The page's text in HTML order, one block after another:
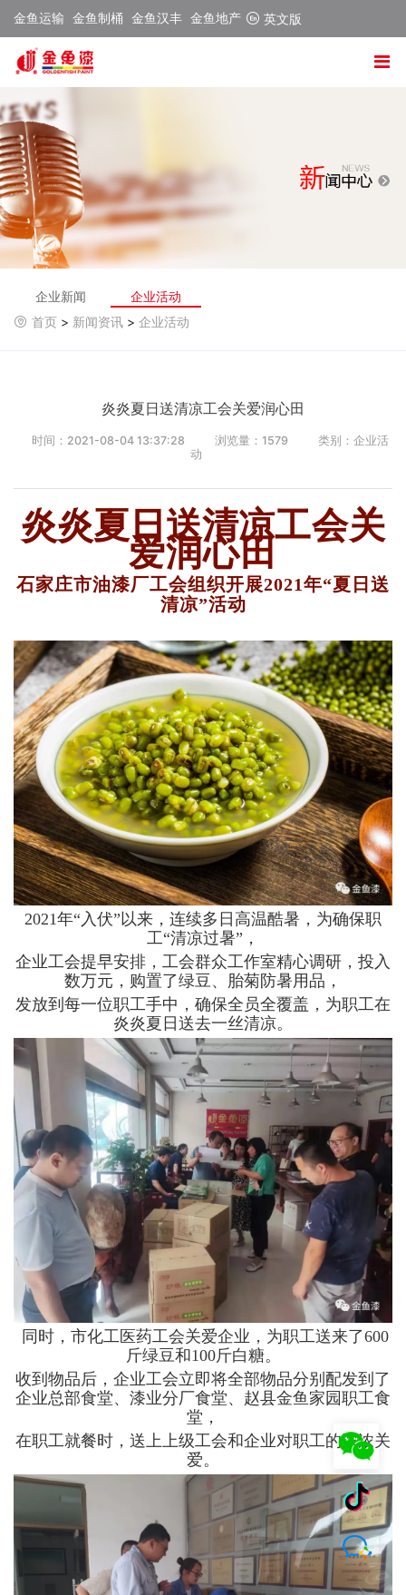
金鱼运输 金鱼制桶 金鱼汉丰 金鱼地产 英文版
企业新闻
企业活动
首页 > 新闻资讯 > 企业活动
炎炎夏日送清凉工会关爱润心田
时间：2021-08-04 13:37:28 浏览量： 1579
类别：企业活
动
炎炎夏日送清凉工会关
爱润心田
石家庄市油漆厂工会组织开展2021年“夏日送
清凉”活动
2021年“入伏”以来，连续多日高温酷暑，为确保职
工“清凉过暑”，
企业工会提早安排，工会群众工作室精心调研，投入
数万元，购置了绿豆、胎菊防暑用品，
发放到每一位职工手中，确保全员全覆盖，为职工在
炎炎夏日送去一丝清凉。
同时，市化工医药工会关爱企业，为职工送来了600
斤绿豆和100斤白糖。
收到物品后，企业工会立即将全部物品分别配发到了
企业总部食堂、漆业分厂食堂、赵县金鱼家园职工食
堂，
在职工就餐时， 送上上级工会和企业对职工的浓浓关
爱。